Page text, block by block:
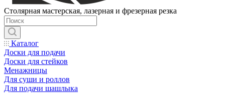
Столярная мастерская, лазерная и фрезерная резка
Каталог
Доски для подачи
Доски для стейков
Менажницы
Для суши и роллов
Для подачи шашлыка